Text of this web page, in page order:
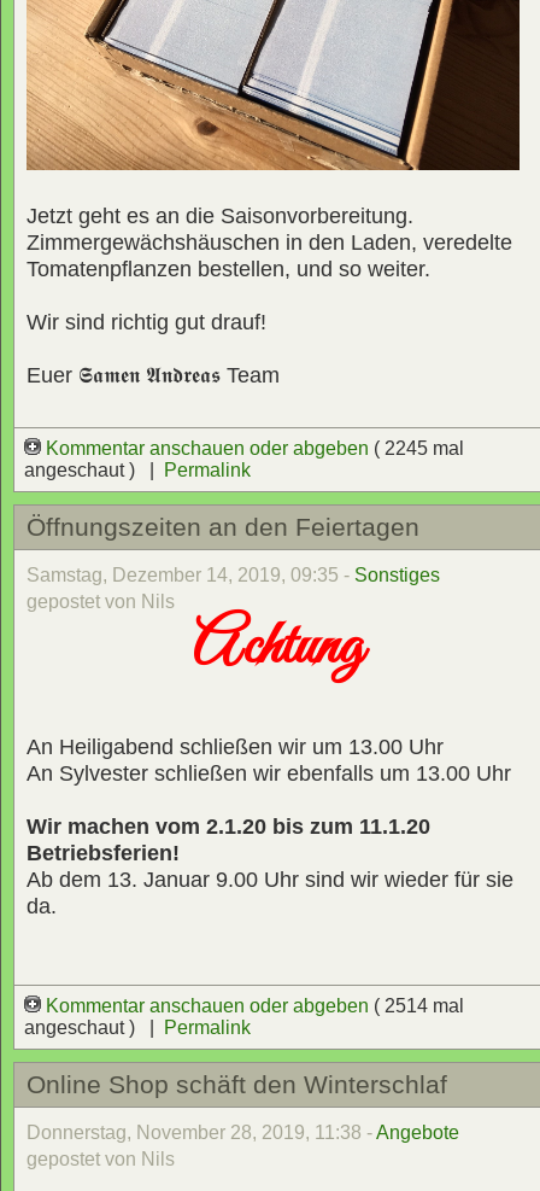
Jetzt geht es an die Saisonvorbereitung.
Zimmergewächshäuschen in den Laden, veredelte
Tomatenpflanzen bestellen, und so weiter.
Wir sind richtig gut drauf!
Euer 𝕾𝖆𝖒𝖊𝖓 𝕬𝖓𝖉𝖗𝖊𝖆𝖘 Team
Kommentar anschauen oder abgeben ( 2245 mal
angeschaut ) |
Permalink
Öffnungszeiten an den Feiertagen
Samstag, Dezember 14, 2019, 09:35 - Sonstiges
gepostet von Nils
Achtung
An Heiligabend schließen wir um 13.00 Uhr
An Sylvester schließen wir ebenfalls um 13.00 Uhr
Wir machen vom 2.1.20 bis zum 11.1.20
Betriebsferien!
Ab dem 13. Januar 9.00 Uhr sind wir wieder für sie
da.
Kommentar anschauen oder abgeben ( 2514 mal
angeschaut ) |
Permalink
Online Shop schäft den Winterschlaf
Donnerstag, November 28, 2019, 11:38 -Angebote
gepostet von Nils